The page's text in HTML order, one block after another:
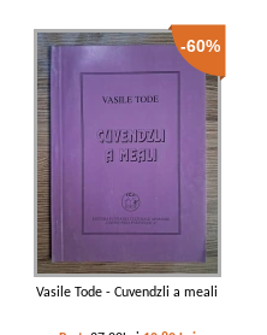
-60%
Vasile Tode - Cuvendzli a meali